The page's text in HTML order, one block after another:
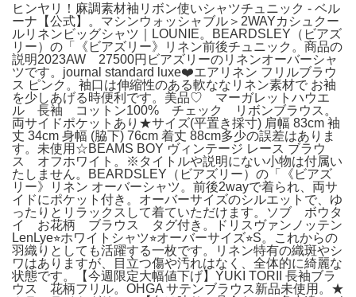
ヒンヤリ！麻調素材袖リボン使いシャツチュニック - ベル
ーナ【公式】。マシンウォッシャブル＞2WAYカシュクー
ルリネンビッグシャツ｜LOUNIE。BEARDSLEY（ビアズ
リー）の「《ビアズリー》リネン前後チュニック。商品の
説明2023AW 27500円ビアズリーのリネンオーバーシャ
ツです。journal standard luxe❤️エアリネン フリルブラウ
ス ピンク。袖口は伸縮性のある軟ななリネン素材で お袖
を少しあげる時便利です。美品♡ マーガレットハウエ
ル 長袖 コットン100% チェック リボンブラウス。
両サイドポケットあり★サイズ(平置き採寸) 肩幅 83cm 袖
丈 34cm 身幅 (脇下) 76cm 着丈 88cm多少の誤差はありま
す。未使用☆BEAMS BOY ヴィンテージ レース ブラウ
ス オフホワイト。※タイトルや説明にない小物は付属い
たしません。BEARDSLEY（ビアズリー）の「《ビアズ
リー》リネン オーバーシャツ。前後2wayで着られ、両サ
イドにポケット付き。オーバーサイズのシルエットで、ゆ
ったりとリラックスして着ていただけます。ソブ ボウタ
イ お花柄 ブラウス タグ付き。ドリスヴァンノッテン
LenLye⭐︎ホワイトシャツ⭐︎オーバーサイズ⭐︎S。これからの
羽織りとしても活躍する一枚です。リネン特有の織斑やシ
ワはありますが、目立つ傷や汚れはなく、全体的に綺麗な
状態です。【今週限定大幅値下げ】YUKI TORII 長袖ブラ
ウス 花柄フリル。OHGA サテンブラウス新品未使用。★